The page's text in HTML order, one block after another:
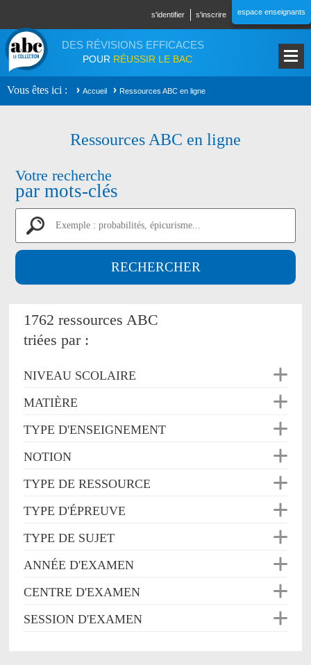
s'identifier s'inscrire espace enseignants
DES RÉVISIONS EFFICACES
POUR RÉUSSIR LE BAC
Vous êtes ici Accueil Ressources ABC en ligne
Ressources ABC en ligne
Votre recherche
par mots-clés
1762 ressources ABC
triées par :
NIVEAU SCOLAIRE
MATIÈRE
TYPE D'ENSEIGNEMENT
NOTION
TYPE DE RESSOURCE
TYPE D'ÉPREUVE
TYPE DE SUJET
ANNÉE D'EXAMEN
CENTRE D'EXAMEN
SESSION D'EXAMEN